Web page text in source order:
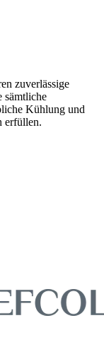
zuverlässige
sämtliche
Kühlung und
erfüllen.